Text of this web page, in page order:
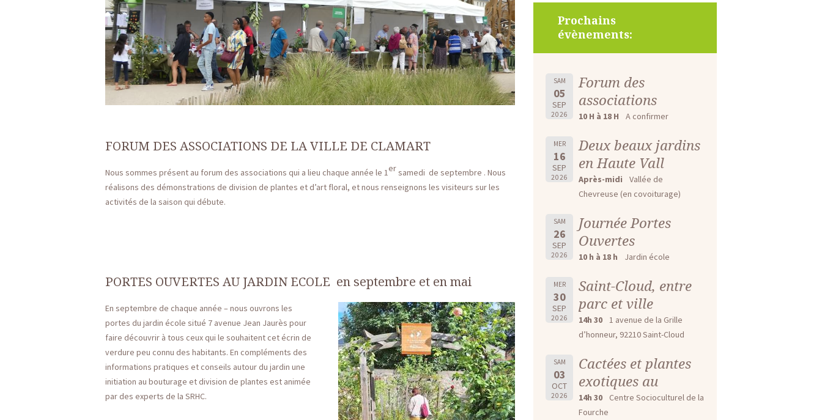
FORUM DES ASSOCIATIONS DE LA VILLE DE CLAMART
Nous sommes présent au forum des associations qui a lieu chaque année le 1ersamedi de septembre . Nous
réalisons des démonstrations de division de plantes et d’art floral, et nous renseignons les visiteurs sur les
activités de la saison qui débute.
PORTES OUVERTES AU JARDIN ECOLE en septembre et en mai
En septembre de chaque année – nous ouvrons les
portes du jardin école situé 7 avenue Jean Jaurès pour
faire découvrir à tous ceux qui le souhaitent cet écrin de
verdure peu connu des habitants. En compléments des
informations pratiques et conseils autour du jardin une
initiation au bouturage et division de plantes est animée
par des experts de la SRHC.
Prochains
évènements:
SAM
05
SEP
2026
Forum des
associations
10 H à 18 H A confirmer
MER
16
SEP
2026
Deux beaux jardins
en Haute Vall
Après-midi
Vallée de
Chevreuse (en covoiturage)
SAM
26
SEP
2026
Journée Portes
Ouvertes
10 h à 18 h Jardin école
MER
30
SEP
2026
Saint-Cloud, entre
parc et ville
14h 30
1 avenue de la Grille
d’honneur, 92210 Saint-Cloud
SAM
03
OCT
2026
Cactées et plantes
exotiques au
14h 30
Centre Socioculturel de la
Fourche